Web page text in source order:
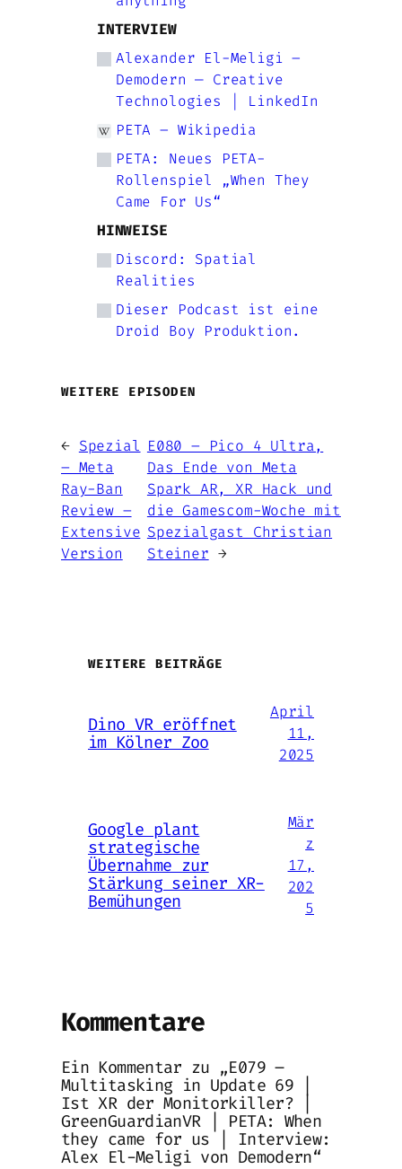
INTERVIEW
Alexander El-Meligi –
Demodern — Creative
Technologies | LinkedIn
PETA – Wikipedia
PETA: Neues PETA-
Rollenspiel „When They
Came For Us“
HINWEISE
Discord: Spatial
Realities
Dieser Podcast ist eine
Droid Boy Produktion.
WEITERE EPISODEN
← Spezial
– Meta
Ray-Ban
Review –
Extensive
Version
E080 – Pico 4 Ultra,
Das Ende von Meta
Spark AR, XR Hack und
die Gamescom-Woche mit
Spezialgast Christian
Steiner →
WEITERE BEITRÄGE
Dino VR eröffnet
im Kölner Zoo
April
11,
2025
Google plant
strategische
Übernahme zur
Stärkung seiner XR-
Bemühungen
Mär
z
17,
202
5
Kommentare
Ein Kommentar zu „E079 –
Multitasking in Update 69 |
Ist XR der Monitorkiller? |
GreenGuardianVR | PETA: When
they came for us | Interview:
Alex El-Meligi von Demodern“